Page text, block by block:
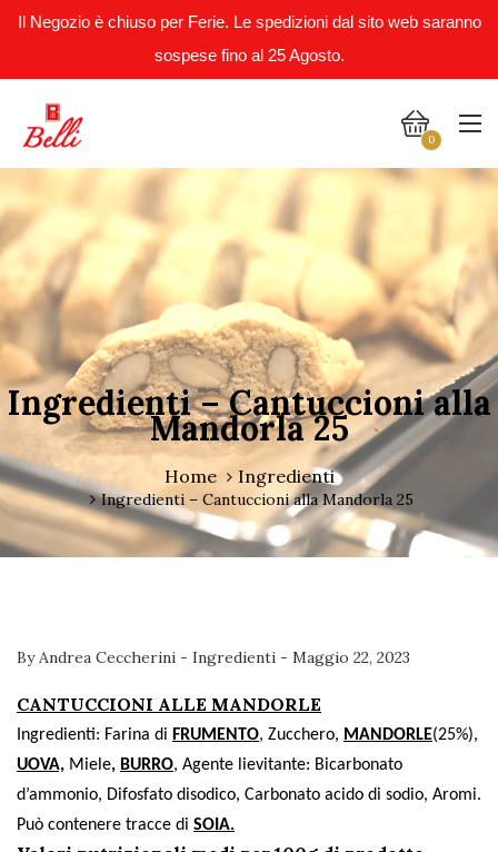
Il Negozio è chiuso per Ferie. Le spedizioni dal sito web saranno
sospese fino al 25 Agosto.
0
Ingredienti – Cantuccioni alla
Mandorla 25
Home Ingredienti
Ingredienti – Cantuccioni alla Mandorla 25
ByAndrea Ceccherini - Ingredienti - Maggio 22, 2023
CANTUCCIONI ALLE MANDORLE
Ingredienti: Farina di FRUMENTO, Zucchero, MANDORLE(25%),
UOVA, Miele, BURRO, Agente lievitante: Bicarbonato
d’ammonio, Difosfato disodico, Carbonato acido di sodio, Aromi.
Può contenere tracce di SOIA.